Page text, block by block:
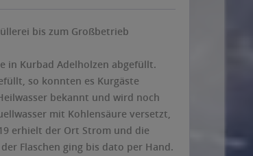
bis zum Großbetrieb
in Kurbad Adelholzen abgefüllt.
so konnten es Kurgäste
bekannt und wird noch
mit Kohlensäure versetzt,
erhielt der Ort Strom und die
Flaschen ging bis dato per Hand.